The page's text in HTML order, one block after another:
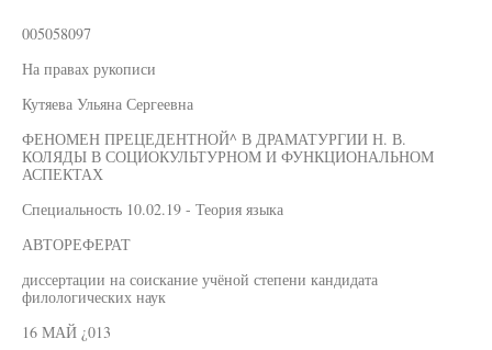
005058097
На правах рукописи
Кутяева Ульяна Сергеевна
ФЕНОМЕН ПРЕЦЕДЕНТНОЙ^ В ДРАМАТУРГИИ Н. В.
КОЛЯДЫ В СОЦИОКУЛЬТУРНОМ И ФУНКЦИОНАЛЬНОМ
АСПЕКТАХ
Специальность 10.02.19 - Теория языка
АВТОРЕФЕРАТ
диссертации на соискание учёной степени кандидата
филологических наук
16 МАЙ ¿013